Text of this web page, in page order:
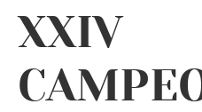
XXIV